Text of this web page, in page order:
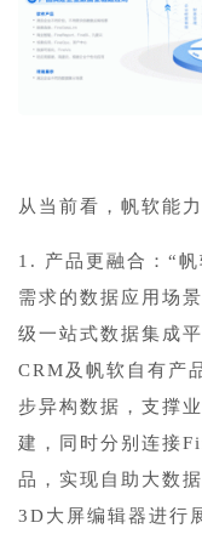
从当前看，帆软能
1. 产品更融合：“
需求的数据应用场
级一站式数据集成
CRM及帆软自有产
步异构数据，支撑
建，同时分别连接
品，实现自助大数
3D大屏编辑器进行